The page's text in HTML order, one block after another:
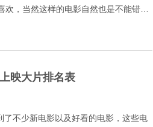
，当然这样的电影自然也是不能错过
部电影一起来看看。 霸王
映大片排名表
不少新电影以及好看的电影，这些电